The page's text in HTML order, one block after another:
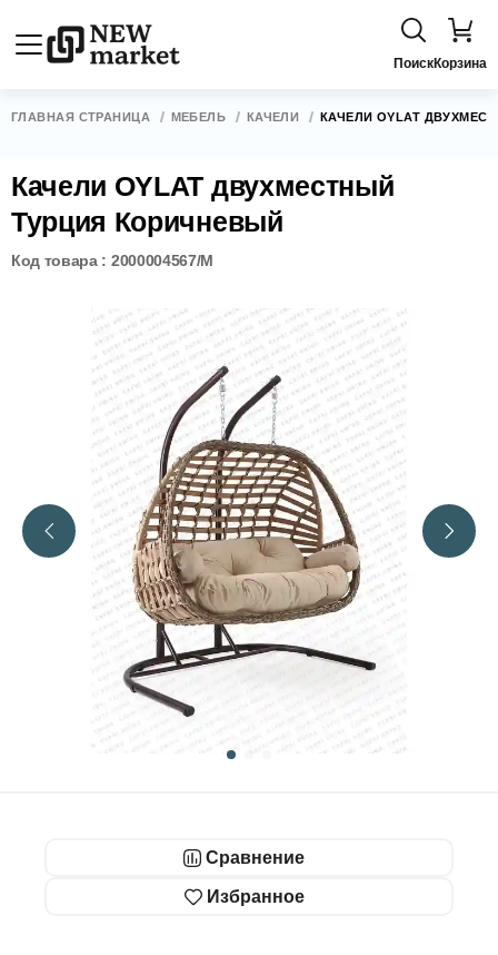
ПоискКорзина
ГЛАВНАЯ СТРАНИЦА МЕБЕЛЬ КАЧЕЛИ КАЧЕЛИ OYLAT
Качели OYLAT двухместный
Турция Коричневый
Код товара : 2000004567/M
Сравнение
Избранное